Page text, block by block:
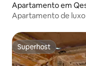
Apartamento em
Apartamento de luxo
Superhost
Superhost